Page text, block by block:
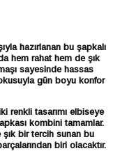
hazırlanan bu şapkalı
hem rahat hem de şık
sayesinde hassas
gün boyu konfor
renkli tasarımı elbiseye
kombini tamamlar.
şık bir tercih sunan bu
biri olacaktır.